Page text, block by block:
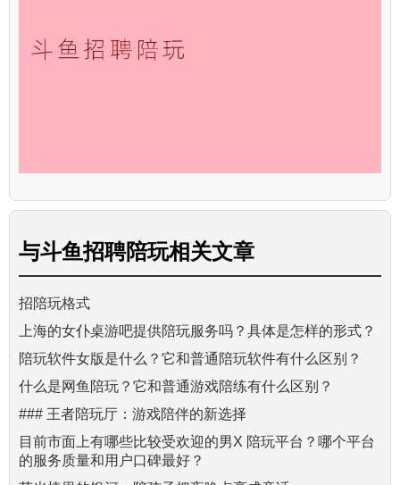
与斗鱼招聘陪玩相关文章
招陪玩格式
上海的女仆桌游吧提供陪玩服务吗？具体是怎样的形式？
陪玩软件女版是什么？它和普通陪玩软件有什么区别？
什么是网鱼陪玩？它和普通游戏陪练有什么区别？
### 王者陪玩厅：游戏陪伴的新选择
目前市面上有哪些比较受欢迎的男X 陪玩平台？哪个平台
的服务质量和用户口碑最好？